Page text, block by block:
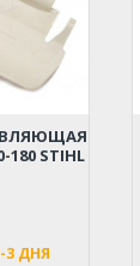
STIHL
3 ДНЯ